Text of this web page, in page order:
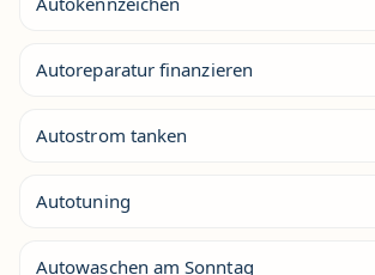
Autoreparatur finanzieren
Autostrom tanken
Autotuning
Autowaschen am Sonntag